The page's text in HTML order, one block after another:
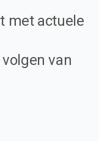
met actuele
van